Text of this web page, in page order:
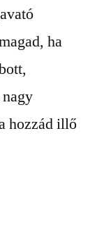
ha
hozzád illő